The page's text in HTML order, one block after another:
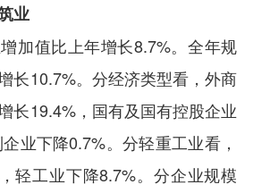
业
值比上年增长8.7%。全年规
长10.7%。分经济类型看，外商
长19.4%，国有及国有控股企业
业下降0.7%。分轻重工业看，
轻工业下降8.7%。分企业规模